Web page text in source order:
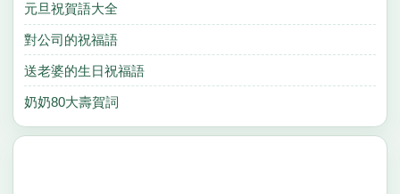
元旦祝賀語大全
對公司的祝福語
送老婆的生日祝福語
奶奶80大壽賀詞